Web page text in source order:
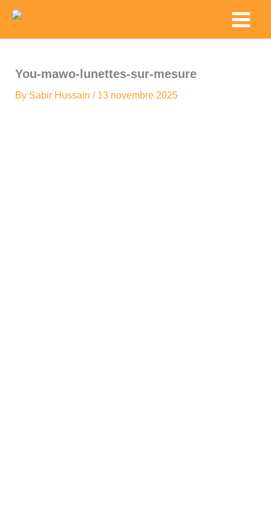
content
Main
Menu
You-mawo-lunettes-sur-mesure
By Sabir Hussain / 13 novembre 2025